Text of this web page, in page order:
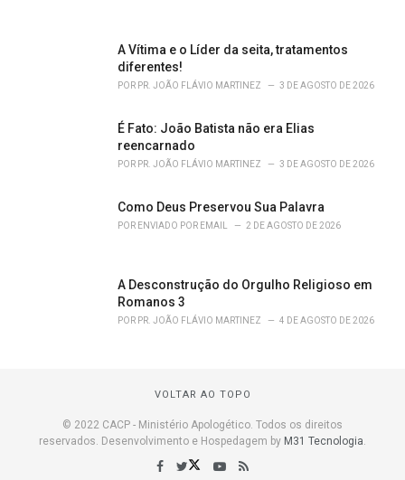
A Vítima e o Líder da seita, tratamentos
diferentes!
POR PR. JOÃO FLÁVIO MARTINEZ 3 DE AGOSTO DE 2026
É Fato: João Batista não era Elias
reencarnado
POR PR. JOÃO FLÁVIO MARTINEZ 3 DE AGOSTO DE 2026
Como Deus Preservou Sua Palavra
POR ENVIADO POR EMAIL 2 DE AGOSTO DE 2026
A Desconstrução do Orgulho Religioso em
Romanos 3
POR PR. JOÃO FLÁVIO MARTINEZ 4 DE AGOSTO DE 2026
VOLTAR AO TOPO
© 2022 CACP - Ministério Apologético. Todos os direitos
reservados. Desenvolvimento e Hospedagem by M31 Tecnologia.